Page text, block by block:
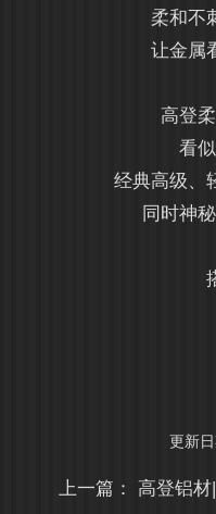
柔和不
让金属
高登
看
经典高级、
同时神
更新
上一篇：高登铝材